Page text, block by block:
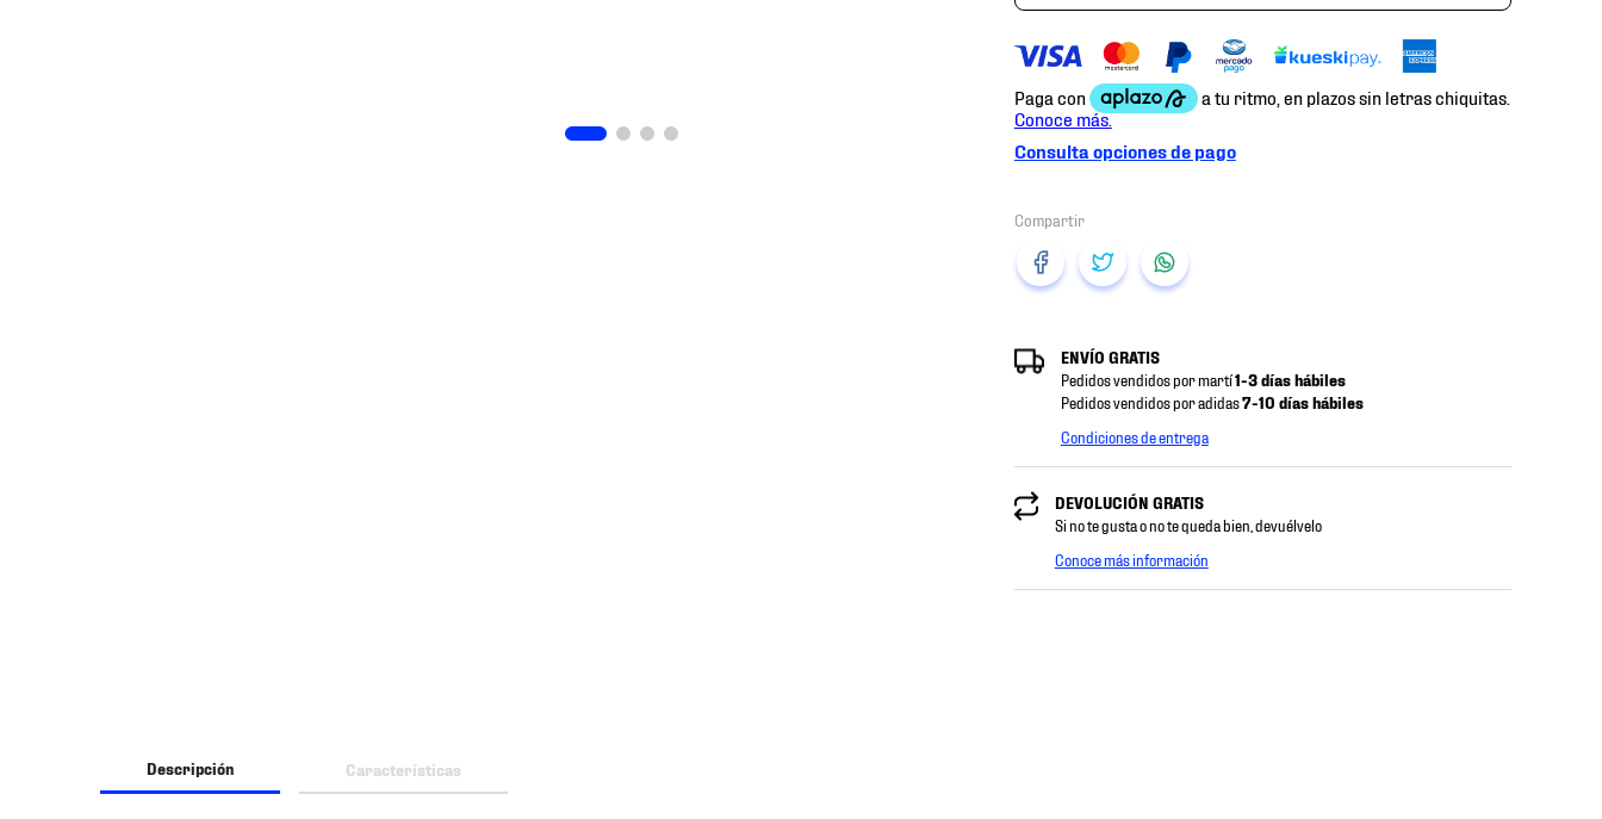
Consulta opciones de pago
ENVÍO GRATIS
Pedidos vendidos por martí1-3 días hábiles
Pedidos vendidos por adidas7-10 días hábiles
Condiciones de entrega
DEVOLUCIÓN GRATIS
Si no te gusta o no te queda bien, devuélvelo
Conoce más información
Descripción Características